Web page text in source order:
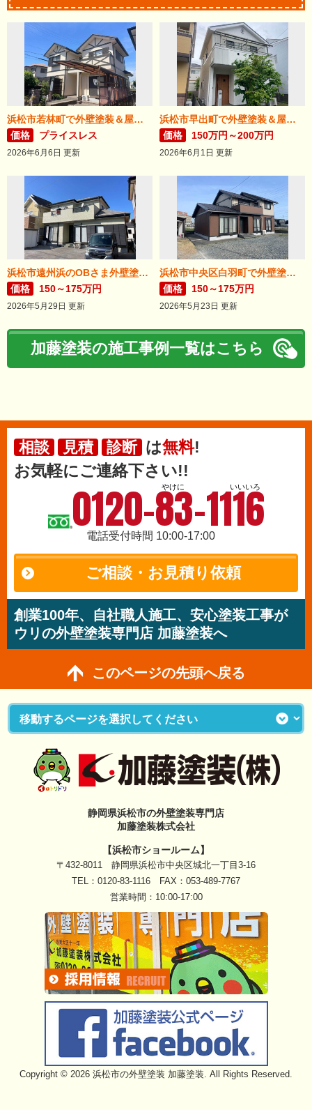
浜松市若林町で外壁塗装＆屋根リフォームが完成！
価格
プライスレス
2026年6月6日 更新
浜松市早出町で外壁塗装＆屋根カバー工法が完成！
価格
150万円～200万円
2026年6月1日 更新
浜松市遠州浜のOBさま外壁塗装が完了しました。
価格
150～175万円
2026年5月29日 更新
浜松市中央区白羽町で外壁塗装完成。
価格
150～175万円
2026年5月23日 更新
加藤塗装の施工事例一覧はこちら
相談 見積 診断 は無料!
お気軽にご連絡下さい!!
やけに いいいろ
0120-83-1116
電話受付時間 10:00-17:00
ご相談・お見積り依頼
創業100年、自社職人施工、安心塗装工事が
ウリの外壁塗装専門店 加藤塗装へ
このページの先頭へ戻る
静岡県浜松市の外壁塗装専門店
加藤塗装株式会社
【浜松市ショールーム】
〒432-8011 静岡県浜松市中央区城北一丁目3-16
TEL： 0120-83-1116 FAX：053-489-7767
営業時間：10:00-17:00
Copyright © 2026 浜松市の外壁塗装 加藤塗装. All Rights Reserved.